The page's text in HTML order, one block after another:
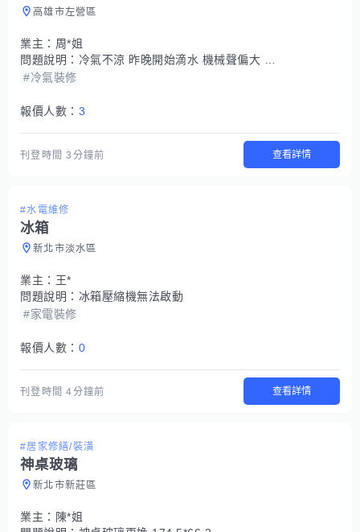
高雄市左營區
業主： 周*姐
問題說明： 冷氣不涼 昨晚開始滴水 機械聲偏大 調整冷氣模式都沒有用
#冷氣裝修
報價人數： 3
刊登時間3分鐘前 查看詳情
#水電維修
冰箱
新北市淡水區
業主： 王*
問題說明： 冰箱壓縮機無法啟動
#家電裝修
報價人數： 0
刊登時間4分鐘前 查看詳情
#居家修繕/裝潢
神桌玻璃
新北市新莊區
業主： 陳*姐